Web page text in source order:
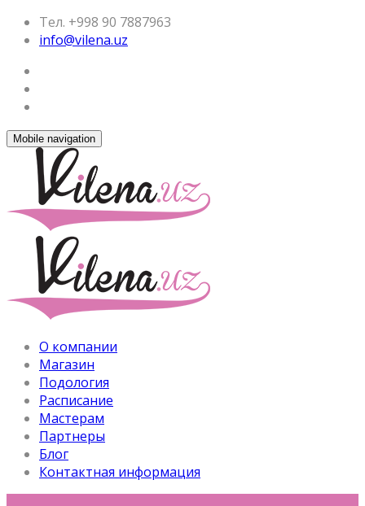
Тел. +998 90 7887963
info@vilena.uz
Mobile navigation
О компании
Магазин
Подология
Расписание
Мастерам
Партнеры
Блог
Контактная информация